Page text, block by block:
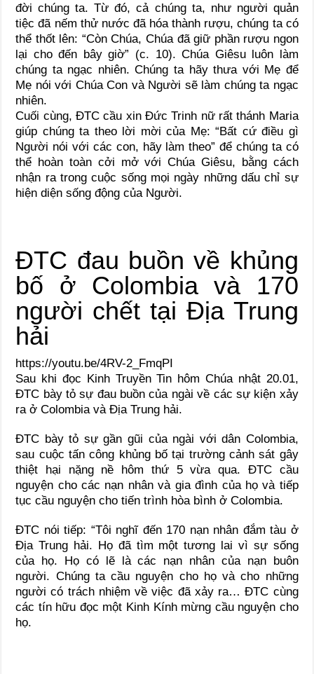
đời chúng ta. Từ đó, cả chúng ta, như người quản
tiệc đã nếm thử nước đã hóa thành rượu, chúng ta có
thể thốt lên: “Còn Chúa, Chúa đã giữ phần rượu ngon
lại cho đến bây giờ” (c. 10). Chúa Giêsu luôn làm
chúng ta ngạc nhiên. Chúng ta hãy thưa với Mẹ để
Mẹ nói với Chúa Con và Người sẽ làm chúng ta ngạc
nhiên.
Cuối cùng, ĐTC cầu xin Đức Trinh nữ rất thánh Maria
giúp chúng ta theo lời mời của Mẹ: “Bất cứ điều gì
Người nói với các con, hãy làm theo” để chúng ta có
thể hoàn toàn cởi mở với Chúa Giêsu, bằng cách
nhận ra trong cuộc sống mọi ngày những dấu chỉ sự
hiện diện sống động của Người.
ĐTC đau buồn về khủng
bố ở Colombia và 170
người chết tại Địa Trung
hải
https://youtu.be/4RV-2_FmqPI
Sau khi đọc Kinh Truyền Tin hôm Chúa nhật 20.01,
ĐTC bày tỏ sự đau buồn của ngài về các sự kiện xảy
ra ở Colombia và Địa Trung hải.
ĐTC bày tỏ sự gần gũi của ngài với dân Colombia,
sau cuộc tấn công khủng bố tại trường cảnh sát gây
thiệt hại nặng nề hôm thứ 5 vừa qua. ĐTC cầu
nguyện cho các nạn nhân và gia đình của họ và tiếp
tục cầu nguyện cho tiến trình hòa bình ở Colombia.
ĐTC nói tiếp: “Tôi nghĩ đến 170 nạn nhân đắm tàu ở
Địa Trung hải. Họ đã tìm một tương lai vì sự sống
của họ. Họ có lẽ là các nạn nhân của nạn buôn
người. Chúng ta cầu nguyện cho họ và cho những
người có trách nhiệm về việc đã xảy ra… ĐTC cùng
các tín hữu đọc một Kinh Kính mừng cầu nguyện cho
họ.